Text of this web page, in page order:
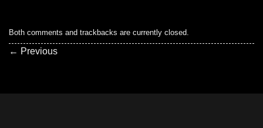
Both comments and trackbacks are currently closed.
← Previous